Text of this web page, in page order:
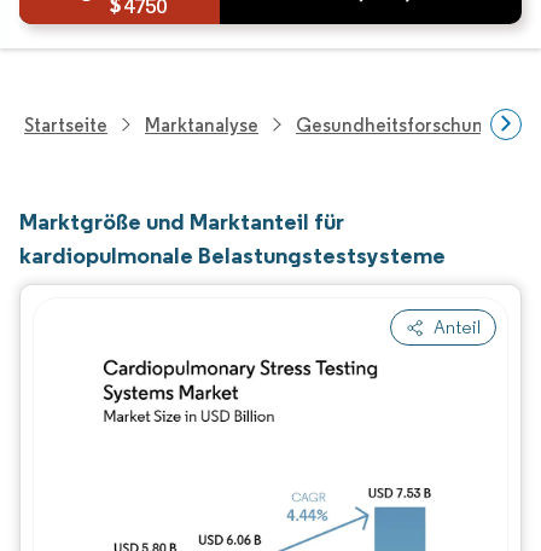
4750
Startseite Marktanalyse Gesundheitsforschung
Marktgröße und Marktanteil für
kardiopulmonale Belastungstestsysteme
Anteil